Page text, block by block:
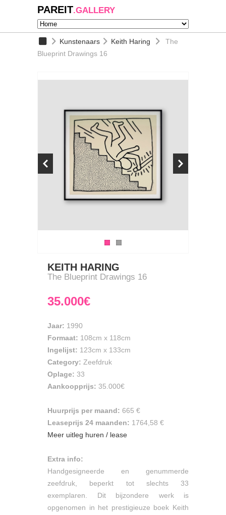
PAREIT.GALLERY
Kunstenaars Keith Haring
The
Blueprint Drawings 16
KEITH HARING
The Blueprint Drawings 16
35.000€
Jaar: 1990
Formaat: 108cm x 118cm
Ingelijst: 123cm x 133cm
Category: Zeefdruk
Oplage: 33
Aankoopprijs: 35.000€
Huurprijs per maand: 665 €
Leaseprijs 24 maanden: 1764,58 €
Meer uitleg huren / lease
Extra info:
Handgesigneerde en genummerde
zeefdruk, beperkt tot slechts 33
exemplaren. Dit bijzondere werk is
opgenomen in het prestigieuze boek Keith